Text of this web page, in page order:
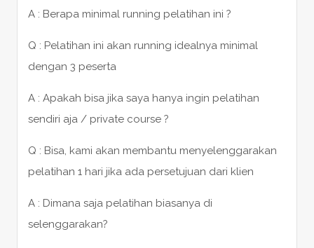
A : Berapa minimal running pelatihan ini ?
Q : Pelatihan ini akan running idealnya minimal
dengan 3 peserta
A : Apakah bisa jika saya hanya ingin pelatihan
sendiri aja / private course ?
Q : Bisa, kami akan membantu menyelenggarakan
pelatihan 1 hari jika ada persetujuan dari klien
A : Dimana saja pelatihan biasanya di
selenggarakan?